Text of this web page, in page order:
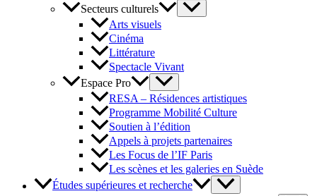
Secteurs culturels
Arts visuels
Cinéma
Littérature
Spectacle Vivant
Espace Pro
RESA – Résidences artistiques
Programme Mobilité Culture
Soutien à l’édition
Appels à projets partenaires
Les Focus de l’IF Paris
Les scènes et les galeries en Suède
Études supérieures et recherche